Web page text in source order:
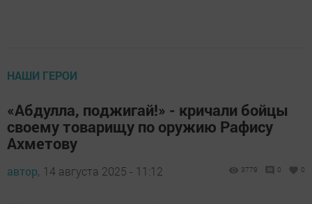
НАШИ ГЕРОИ
«Абдулла, поджигай!» - кричали бойцы
своему товарищу по оружию Рафису
Ахметову
автор, 14 августа 2025 - 11:12 3779 0 0